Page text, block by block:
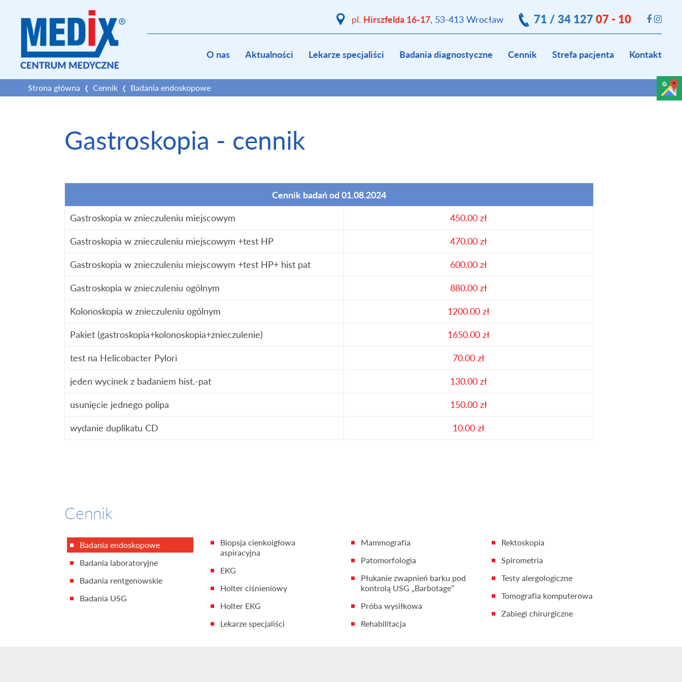
pl. Hirszfelda 16-17, 53-413 Wrocław 71 / 34 12707 - 10
O nas Aktualności Lekarze specjaliści Badania diagnostyczne Cennik Strefa pacjenta Kontakt
Strona główna Cennik Badania endoskopowe
Gastroskopia - cennik
Cennik badań od 01.08.2024
Gastroskopia w znieczuleniu miejscowym
450.00 zł
Gastroskopia w znieczuleniu miejscowym +test HP
470.00 zł
Gastroskopia w znieczuleniu miejscowym +test HP+ hist pat
600.00 zł
Gastroskopia w znieczuleniu ogólnym
880.00 zł
Kolonoskopia w znieczuleniu ogólnym
1200.00 zł
Pakiet (gastroskopia+kolonoskopia+znieczulenie)
1650.00 zł
test na Helicobacter Pylori
70.00 zł
jeden wycinek z badaniem hist.-pat
130.00 zł
usunięcie jednego polipa
150.00 zł
wydanie duplikatu CD
10.00 zł
Cennik
Badania endoskopowe
Badania laboratoryjne
Badania rentgenowskie
Badania USG
Biopsja cienkoigłowa
aspiracyjna
EKG
Holter ciśnieniowy
Holter EKG
Lekarze specjaliści
Mammografia
Patomorfologia
Płukanie zwapnień barku pod
kontrolą USG „Barbotage”
Próba wysiłkowa
Rehabilitacja
Rektoskopia
Spirometria
Testy alergologiczne
Tomografia komputerowa
Zabiegi chirurgiczne